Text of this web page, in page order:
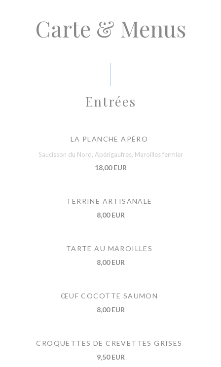
Carte & Menus
Entrées
LA PLANCHE APÉRO
Saucisson du Nord, Apérigaufres, Maroilles fermier
18,00 EUR
TERRINE ARTISANALE
8,00 EUR
TARTE AU MAROILLES
8,00 EUR
ŒUF COCOTTE SAUMON
8,00 EUR
CROQUETTES DE CREVETTES GRISES
9,50 EUR